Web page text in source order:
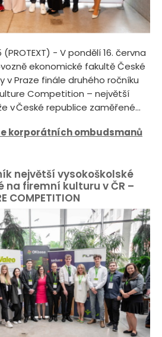
- V pondělí 16. června
ekonomické fakultě České
v Praze finále druhého ročníku
Competition – největší
v České republice zaměřené...
korporátních ombudsmanů
největší vysokoškolské
na firemní kulturu v ČR –
COMPETITION